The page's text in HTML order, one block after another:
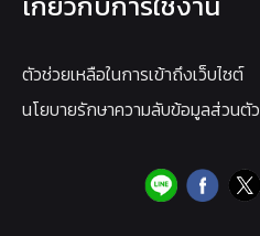
ตัวช่วยเหลือในการเข้าถึงเว็บไซต์
นโยบายรักษาความลับข้อมูลส่วนตัว